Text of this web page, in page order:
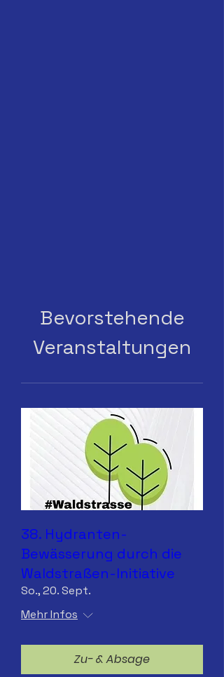
Bevorstehende
Veranstaltungen
38. Hydranten-
Bewässerung durch die
Waldstraßen-Initiative
So., 20. Sept.
Mehr Infos
Zu- & Absage